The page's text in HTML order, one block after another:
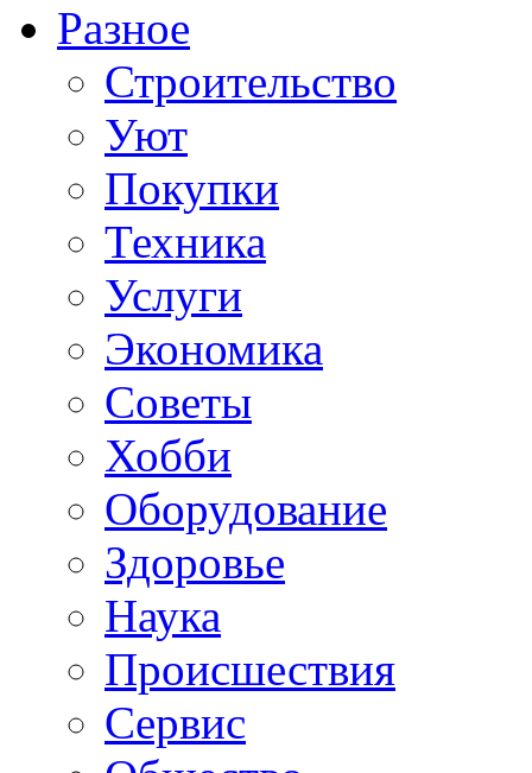
Разное
Строительство
Уют
Покупки
Техника
Услуги
Экономика
Советы
Хобби
Oборудование
Здоровье
Наука
Происшествия
Сервис